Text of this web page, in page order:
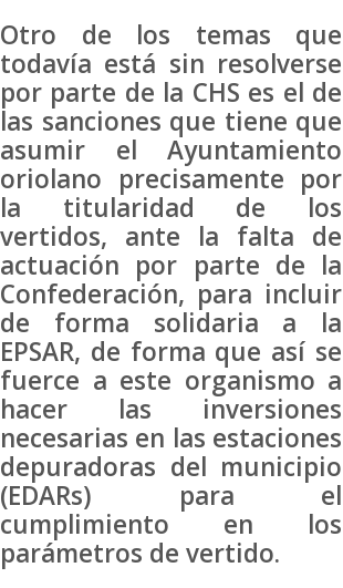
Otro de los temas que
todavía está sin resolverse
por parte de la CHS es el de
las sanciones que tiene que
asumir el Ayuntamiento
oriolano precisamente por
la titularidad de los
vertidos, ante la falta de
actuación por parte de la
Confederación, para incluir
de forma solidaria a la
EPSAR, de forma que así se
fuerce a este organismo a
hacer las inversiones
necesarias en las estaciones
depuradoras del municipio
(EDARs) para el
cumplimiento en los
parámetros de vertido.